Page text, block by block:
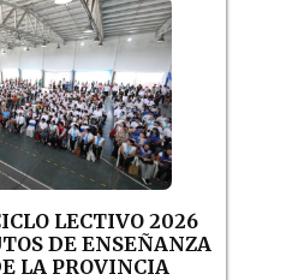
LECTIVO 2026
DE ENSEÑANZA
LA PROVINCIA